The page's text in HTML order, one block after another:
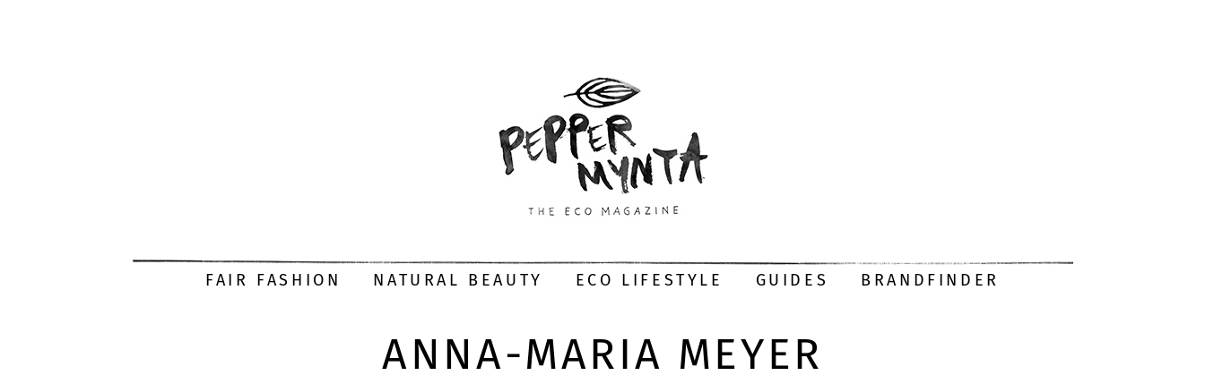
FAIR FASHION NATURAL BEAUTY ECO LIFESTYLE GUIDES BRANDFINDER
ANNA-MARIA MEYER